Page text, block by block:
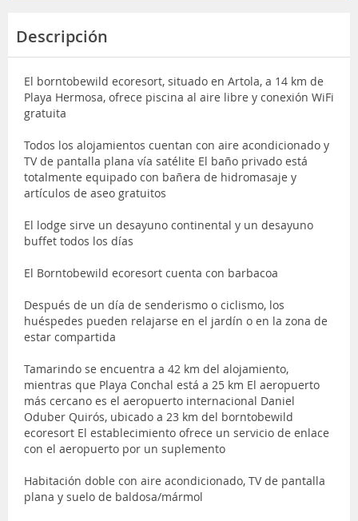
Descripción
El borntobewild ecoresort, situado en Artola, a 14 km de
Playa Hermosa, ofrece piscina al aire libre y conexión WiFi
gratuita
Todos los alojamientos cuentan con aire acondicionado y
TV de pantalla plana vía satélite El baño privado está
totalmente equipado con bañera de hidromasaje y
artículos de aseo gratuitos
El lodge sirve un desayuno continental y un desayuno
buffet todos los días
El Borntobewild ecoresort cuenta con barbacoa
Después de un día de senderismo o ciclismo, los
huéspedes pueden relajarse en el jardín o en la zona de
estar compartida
Tamarindo se encuentra a 42 km del alojamiento,
mientras que Playa Conchal está a 25 km El aeropuerto
más cercano es el aeropuerto internacional Daniel
Oduber Quirós, ubicado a 23 km del borntobewild
ecoresort El establecimiento ofrece un servicio de enlace
con el aeropuerto por un suplemento
Habitación doble con aire acondicionado, TV de pantalla
plana y suelo de baldosa/mármol